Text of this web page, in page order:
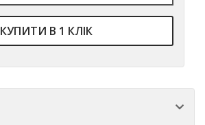
КУПИТИ В 1 КЛІК